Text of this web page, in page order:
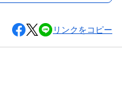
リンクをコピー